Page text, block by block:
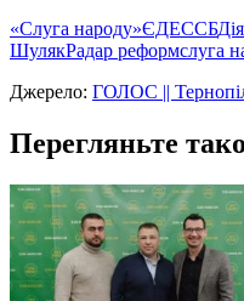
«Слуга народу»ЄДЕССБДія
ШулякРадар реформслуга
Джерело: ГОЛОС ||
Перегляньте